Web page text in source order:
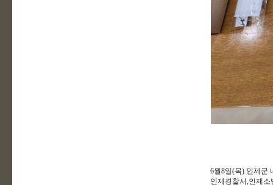
6월8일(목) 인제군
인제경찰서,인제